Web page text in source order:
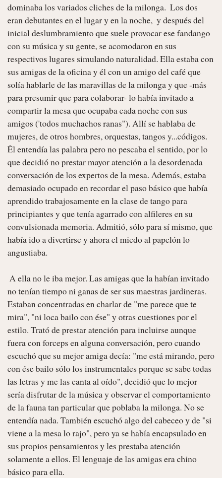
dominaba los variados cliches de la milonga.  Los dos
eran debutantes en el lugar y en la noche,  y después del
inicial deslumbramiento que suele provocar ese fandango
con su música y su gente, se acomodaron en sus
respectivos lugares simulando naturalidad. Ella estaba con
sus amigas de la oficina y él con un amigo del café que
solía hablarle de las maravillas de la milonga y que -más
para presumir que para colaborar- lo había invitado a
compartir la mesa que ocupaba cada noche con sus
amigos ('todos muchachos ranas"). Allí se hablaba de
mujeres, de otros hombres, orquestas, tangos y...códigos.
Él entendía las palabra pero no pescaba el sentido, por lo
que decidió no prestar mayor atención a la desordenada
conversación de los expertos de la mesa. Además, estaba
demasiado ocupado en recordar el paso básico que había
aprendido trabajosamente en la clase de tango para
principiantes y que tenía agarrado con alfileres en su
convulsionada memoria. Admitió, sólo para sí mismo, que
había ido a divertirse y ahora el miedo al papelón lo
angustiaba.
no tenían tiempo ni ganas de ser sus maestras jardineras.
Estaban concentradas en charlar de "me parece que te
mira", "ni loca bailo con ése" y otras cuestiones por el
estilo. Trató de prestar atención para incluirse aunque
fuera con forceps en alguna conversación, pero cuando
escuchó que su mejor amiga decía: "me está mirando, pero
con ése bailo sólo los instrumentales porque se sabe todas
las letras y me las canta al oído", decidió que lo mejor
sería disfrutar de la música y observar el comportamiento
de la fauna tan particular que poblaba la milonga. No se
entendía nada. También escuchó algo del cabeceo y de "si
viene a la mesa lo rajo", pero ya se había encapsulado en
sus propios pensamientos y les prestaba atención
solamente a ellos. El lenguaje de las amigas era chino
básico para ella.